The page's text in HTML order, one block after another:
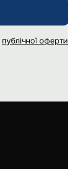
публічної оферти